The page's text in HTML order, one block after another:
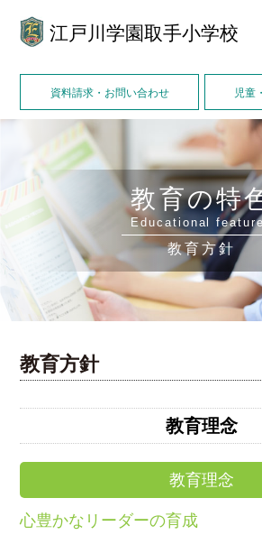
江戸川学園取手小学校
資料請求・お問い合わせ 児童
教育の特
Educational
教育方針
教育方針
教育理念
教育理念
心豊かなリーダーの育成